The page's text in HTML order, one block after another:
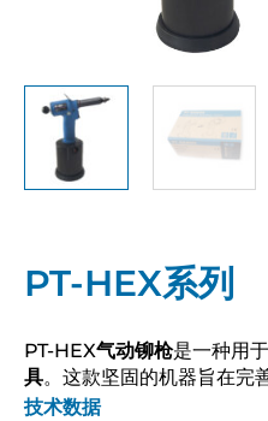
PT-HEX系列
PT-HEX气动铆枪是一种用
具。这款坚固的机器旨在完
技术数据